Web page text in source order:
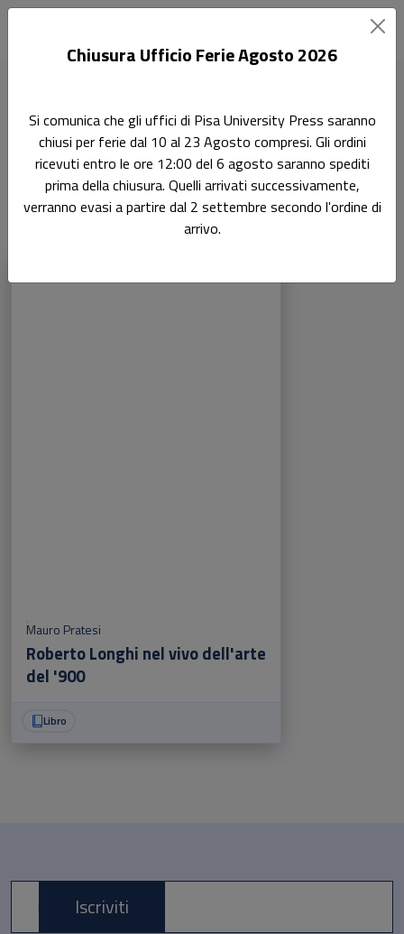
Pisa University Press:
Connessioni
Mauro Pratesi
Roberto Longhi nel vivo dell'arte
del '900
Libro
E-mail *Iscriviti
Chiusura Ufficio Ferie Agosto 2026
Si comunica che gli uffici di Pisa University Press saranno
chiusi per ferie dal 10 al 23 Agosto compresi. Gli ordini
ricevuti entro le ore 12:00 del 6 agosto saranno spediti
prima della chiusura. Quelli arrivati successivamente,
verranno evasi a partire dal 2 settembre secondo l'ordine di
arrivo.